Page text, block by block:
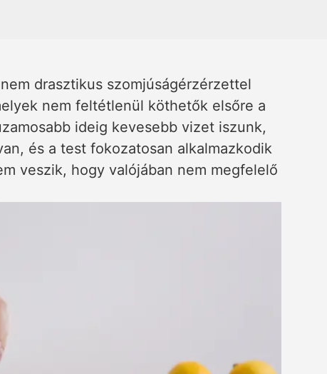
drasztikus szomjúságérzérzettel
nem feltétlenül köthetők elsőre a
ideig kevesebb vizet iszunk,
és a test fokozatosan alkalmazkodik
veszik, hogy valójában nem megfelelő